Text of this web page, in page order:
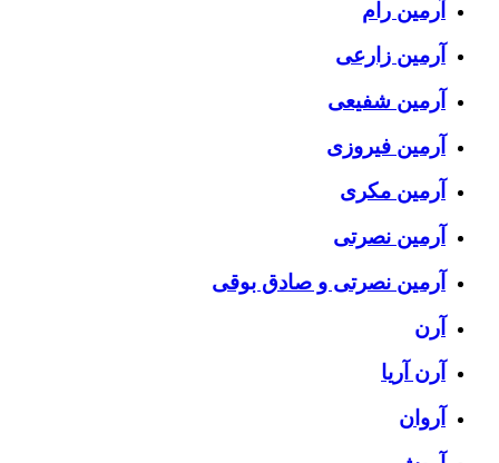
آرمین رام
آرمین زارعی
آرمین شفیعی
آرمین فیروزی
آرمین مکری
آرمین نصرتی
آرمین نصرتی و صادق بوقی
آرن
آرن آریا
آروان